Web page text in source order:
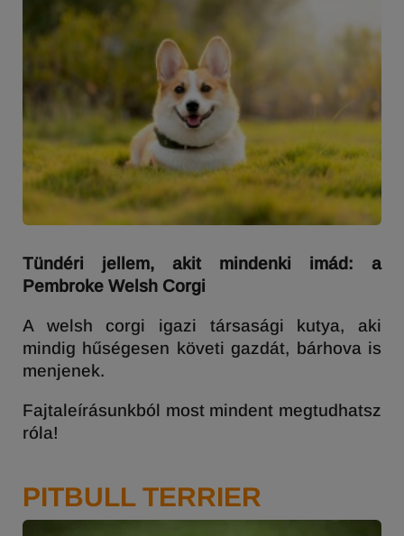
Tündéri jellem, akit mindenki imád: a
Pembroke Welsh Corgi
A welsh corgi igazi társasági kutya, aki
mindig hűségesen követi gazdát, bárhova is
menjenek.
Fajtaleírásunkból most mindent megtudhatsz
róla!
PITBULL TERRIER